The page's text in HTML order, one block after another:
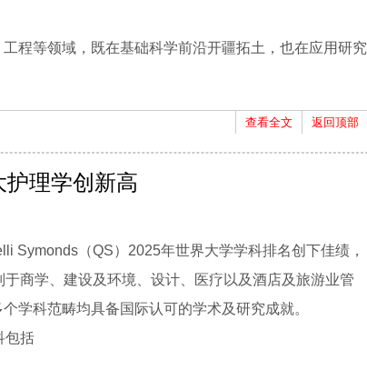
程等领域，既在基础科学前沿开疆拓土，也在应用研究
返回顶部
查看全文
护理学创新高
Symonds（QS）2025年世界大学学科排名创下佳绩，
商学、建设及环境、设计、医疗以及酒店及旅游业管
学科范畴均具备国际认可的学术及研究成就。
包括